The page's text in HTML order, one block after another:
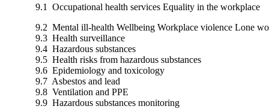
9.1 Occupational health services Equality in the workplace
9.2 Mental ill-health Wellbeing Workplace violence Lone
9.3 Health surveillance
9.4 Hazardous substances
9.5 Health risks from hazardous substances
9.6 Epidemiology and toxicology
9.7 Asbestos and lead
9.8 Ventilation and PPE
9.9 Hazardous substances monitoring